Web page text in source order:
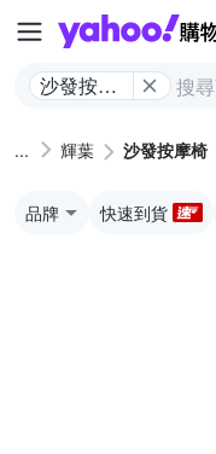
沙發按摩
輝葉 沙發按摩椅
品牌 快速到貨